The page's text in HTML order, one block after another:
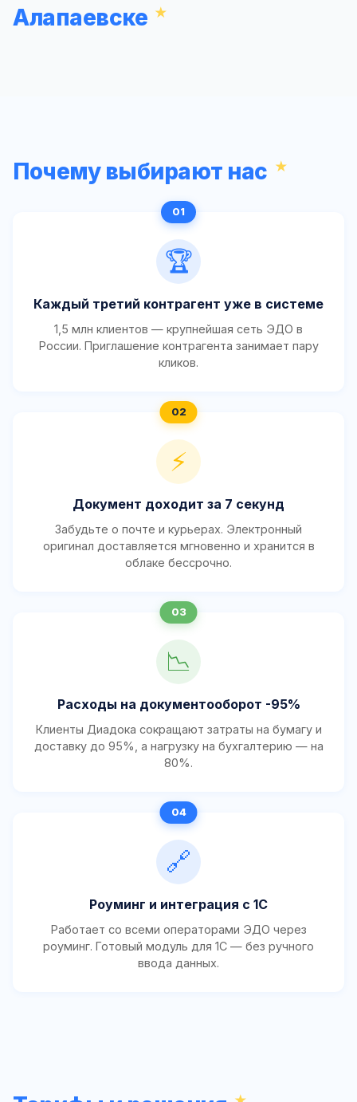
Алапаевске
Почему выбирают нас
🏆
Каждый третий контрагент уже в системе
1,5 млн клиентов — крупнейшая сеть ЭДО в
России. Приглашение контрагента занимает пару
кликов.
⚡
Документ доходит за 7 секунд
Забудьте о почте и курьерах. Электронный
оригинал доставляется мгновенно и хранится в
облаке бессрочно.
📉
Расходы на документооборот -95%
Клиенты Диадока сокращают затраты на бумагу и
доставку до 95%, а нагрузку на бухгалтерию — на
80%.
🔗
Роуминг и интеграция с 1С
Работает со всеми операторами ЭДО через
роуминг. Готовый модуль для 1С — без ручного
ввода данных.